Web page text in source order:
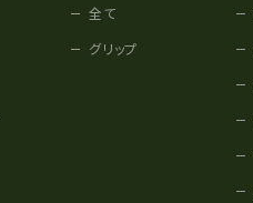
全て
グリップ